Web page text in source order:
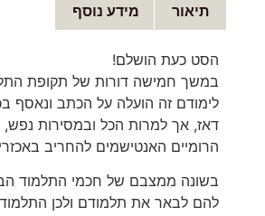
תיאור מידע נוסף
הסט כעת הושלם!
במשך חמישה דורות של תקופת
לימודם זה הועלה על הכתב ונאסף
דאז, אך למרות הכל ובמסירות
הרומיים האנטישמים להחריב
בשונה ממצבם של חכמי התלמוד
להם לבאר את תלמודם ולכן